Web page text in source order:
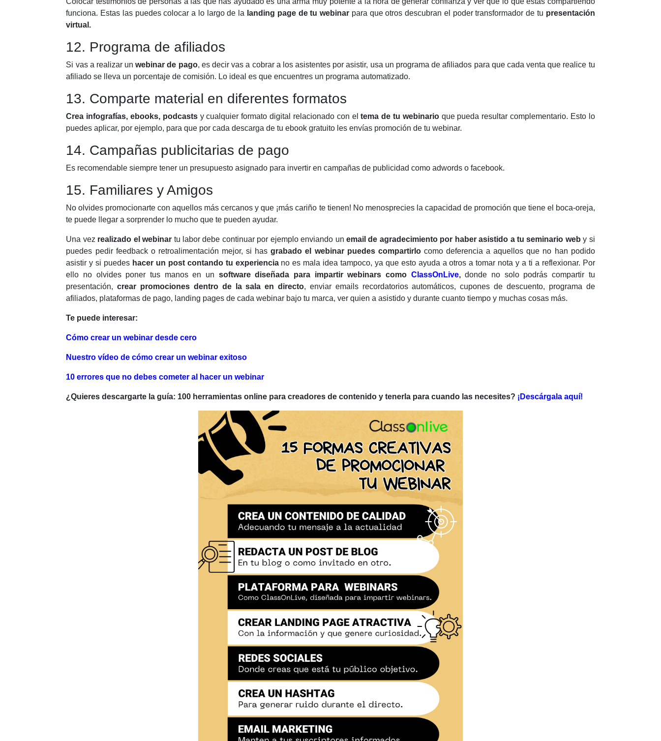
funciona. Estas las puedes colocar a lo largo de la landing page de tu webinar para que otros descubran el poder transformador de tu presentación
virtual.
12. Programa de afiliados
Si vas a realizar unwebinar de pago, es decir vas a cobrar a los asistentes por asistir, usa un programa de afiliados para que cada venta que realice tu
afiliado se lleva un porcentaje de comisión. Lo ideal es que encuentres un programa automatizado.
13. Comparte material en diferentes formatos
Crea infografías, ebooks, podcasts y cualquier formato digital relacionado con eltema de tu webinarioque pueda resultar complementario. Esto lo
puedes aplicar, por ejemplo, para que por cada descarga de tu ebook gratuito les envías promoción de tu webinar.
14. Campañas publicitarias de pago
Es recomendable siempre tener un presupuesto asignado para invertir en campañas de publicidad como adwords o facebook.
15. Familiares y Amigos
No olvides promocionarte con aquellos más cercanos y que ¡más cariño te tienen! No menosprecies la capacidad de promoción que tiene el boca-oreja,
te puede llegar a sorprender lo mucho que te pueden ayudar.
Una vez realizado el webinar tu labor debe continuar por ejemplo enviando un email de agradecimiento por haber asistido a tu seminario web y si
puedes pedir feedback o retroalimentación mejor, si hasgrabado el webinar puedes compartirlo como deferencia a aquellos que no han podido
asistir y si puedes hacer un post contando tu experienciano es mala idea tampoco, ya que esto ayuda a otros a tomar nota y a ti a reflexionar. Por
ello no olvides poner tus manos en un software diseñada para impartir webinars como ClassOnLive,donde no solo podrás compartir tu
presentación,crear promociones dentro de la sala en directo, enviar emails recordatorios automáticos, cupones de descuento, programa de
afiliados, plataformas de pago, landing pages de cada webinar bajo tu marca, ver quien a asistido y durante cuanto tiempo y muchas cosas más.
Te puede interesar:
Cómo crear un webinar desde cero
Nuestro vídeo de cómo crear un webinar exitoso
10 errores que no debes cometer al hacer un webinar
¿Quieres descargarte la guía: 100 herramientas online para creadores de contenido y tenerla para cuando las necesites? ¡Descárgala aquí!